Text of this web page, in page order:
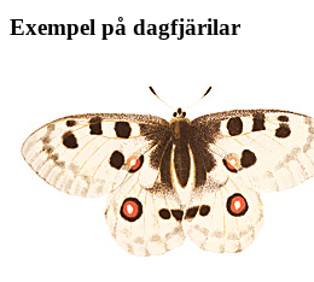
Exempel på dagfjärilar